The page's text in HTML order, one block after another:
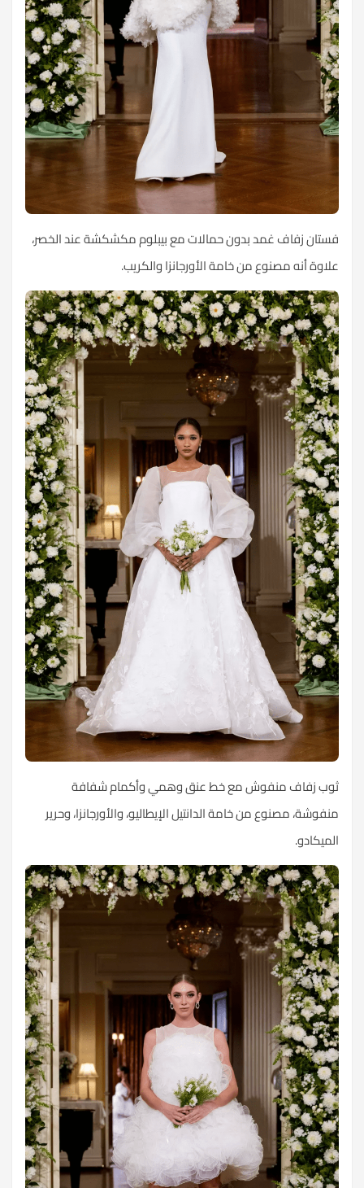
فستان زفاف غمد بدون حمالات مع بيبلوم مكشكشة عند الخصر،
علاوة أنه مصنوع من خامة الأورجانزا والكريب.
ثوب زفاف منفوش مع خط عنق وهمي وأكمام شفافة
منفوشة، مصنوع من خامة الدانتيل الإيطاليو، والأورجانزا، وحرير
الميكادو.